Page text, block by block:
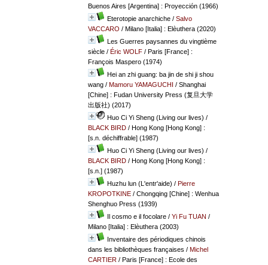
Buenos Aires [Argentina] : Proyección (1966)
Eterotopie anarchiche/ Salvo
VACCARO / Milano [Italia] : Elèuthera (2020)
Les Guerres paysannes du vingtième
siècle/ Éric WOLF/ Paris [France] :
François Maspero (1974)
Hei an zhi guang: ba jin de shi ji shou
wang/ Mamoru YAMAGUCHI / Shanghai
[Chine] : Fudan University Press (复旦大学
出版社) (2017)
Huo Ci Yi Sheng (Living our lives) /
BLACK BIRD/ Hong Kong [Hong Kong] :
[s.n. déchiffrable] (1987)
Huo Ci Yi Sheng (Living our lives) /
BLACK BIRD/ Hong Kong [Hong Kong] :
[s.n.] (1987)
Huzhu lun (L'entr'aide) / Pierre
KROPOTKINE/ Chongqing [Chine] : Wenhua
Shenghuo Press (1939)
Il cosmo e il focolare/ Yi Fu TUAN /
Milano [Italia] : Elèuthera (2003)
Inventaire des périodiques chinois
dans les bibliothèques françaises / Michel
CARTIER/ Paris [France] : Ecole des